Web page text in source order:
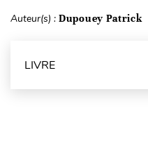
Auteur(s) : Dupouey Patrick
LIVRE